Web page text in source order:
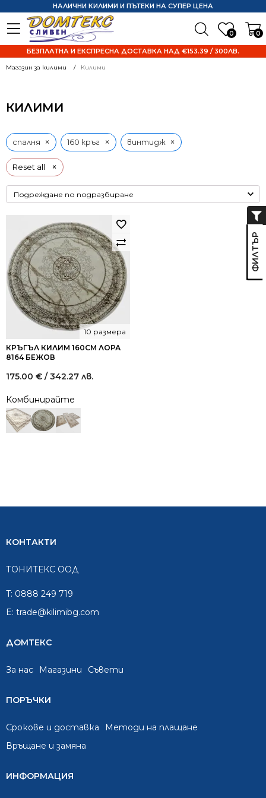
0 0
НАЛИЧНИ КИЛИМИ И ПЪТЕКИ НА СУПЕР ЦЕНА
БЕЗПЛАТНА И ЕКСПРЕСНА ДОСТАВКА НАД €153.39 / 300ЛВ.
Магазин за килими Килими
КИЛИМИ
Reset all ×
спалня × 160 кръг × винтидж ×
КРЪГЪЛ КИЛИМ 160СМ ЛОРА
8164 БЕЖОВ
10 размера
175.00 € / 342.27 лв.
Комбинирайте
КОНТАКТИ
ТОНИТЕКС ООД
T: 0888 249 719
E: trade@kilimibg.com
ДОМТЕКС
За нас Mагазини Съвети
ПОРЪЧКИ
Срокове и доставка
Методи на плащане
Връщане и замяна
ИНФОРМАЦИЯ